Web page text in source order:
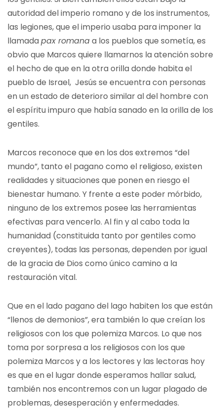
autoridad del imperio romano y de los instrumentos,
las legiones, que el imperio usaba para imponer la
llamadapax romanaa los pueblos que sometía, es
obvio que Marcos quiere llamarnos la atención sobre
el hecho de que en la otra orilla donde habita el
pueblo de Israel, Jesús se encuentra con personas
en un estado de deterioro similar al del hombre con
el espíritu impuro que había sanado en la orilla de los
gentiles.
Marcos reconoce que en los dos extremos “del
mundo”, tanto el pagano como el religioso, existen
realidades y situaciones que ponen en riesgo el
bienestar humano. Y frente a este poder mórbido,
ninguno de los extremos posee las herramientas
efectivas para vencerlo. Al fin y al cabo toda la
humanidad (constituida tanto por gentiles como
creyentes), todas las personas, dependen por igual
de la gracia de Dios como único camino a la
restauración vital.
Que en el lado pagano del lago habiten los que están
“llenos de demonios”, era también lo que creían los
religiosos con los que polemiza Marcos. Lo que nos
toma por sorpresa a los religiosos con los que
polemiza Marcos y a los lectores y las lectoras hoy
es que en el lugar donde esperamos hallar salud,
también nos encontremos con un lugar plagado de
problemas, desesperación y enfermedades.